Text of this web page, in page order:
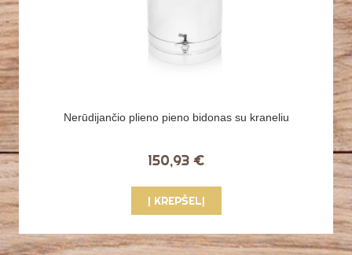
Nerūdijančio plieno pieno bidonas su kraneliu
150,93 €
Į KREPŠELĮ